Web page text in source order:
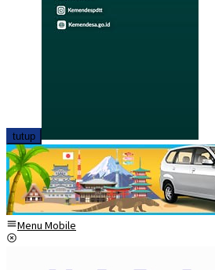
tutup
Menu Mobile